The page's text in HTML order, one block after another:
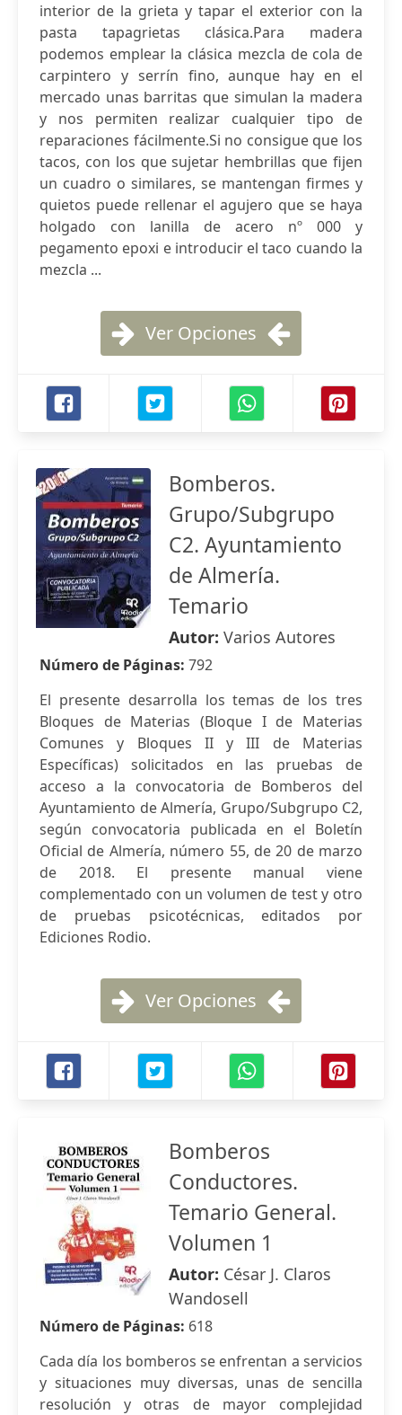
interior de la grieta y tapar el exterior con la
pasta tapagrietas clásica.Para madera
podemos emplear la clásica mezcla de cola de
carpintero y serrín fino, aunque hay en el
mercado unas barritas que simulan la madera
y nos permiten realizar cualquier tipo de
reparaciones fácilmente.Si no consigue que los
tacos, con los que sujetar hembrillas que fijen
un cuadro o similares, se mantengan firmes y
quietos puede rellenar el agujero que se haya
holgado con lanilla de acero nº 000 y
pegamento epoxi e introducir el taco cuando la
mezcla ...
Ver Opciones
Bomberos.
Grupo/Subgrupo
C2. Ayuntamiento
de Almería.
Temario
Autor: Varios Autores
Número de Páginas: 792
El presente desarrolla los temas de los tres
Bloques de Materias (Bloque I de Materias
Comunes y Bloques II y III de Materias
Específicas) solicitados en las pruebas de
acceso a la convocatoria de Bomberos del
Ayuntamiento de Almería, Grupo/Subgrupo C2,
según convocatoria publicada en el Boletín
Oficial de Almería, número 55, de 20 de marzo
de 2018. El presente manual viene
complementado con un volumen de test y otro
de pruebas psicotécnicas, editados por
Ediciones Rodio.
Ver Opciones
Bomberos
Conductores.
Temario General.
Volumen 1
Autor: César J. Claros
Wandosell
Número de Páginas: 618
Cada día los bomberos se enfrentan a servicios
y situaciones muy diversas, unas de sencilla
resolución y otras de mayor complejidad